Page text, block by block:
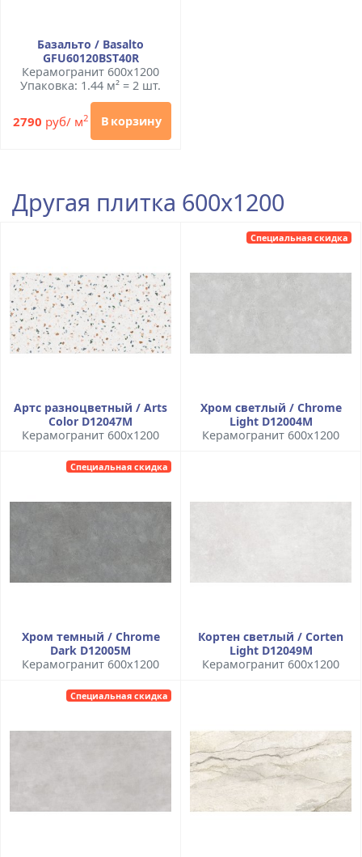
Базальто / Basalto
GFU60120BST40R
Керамогранит 600x1200
Упаковка: 1.44 м² = 2 шт.
2790 руб/ м2 В корзину
Другая плитка 600x1200
Артс разноцветный / Arts
Color D12047M
Керамогранит 600x1200
Специальная скидка
Хром светлый / Chrome
Light D12004M
Керамогранит 600x1200
Специальная скидка
Хром темный / Chrome
Dark D12005M
Керамогранит 600x1200
Кортен светлый / Corten
Light D12049M
Керамогранит 600x1200
Специальная скидка